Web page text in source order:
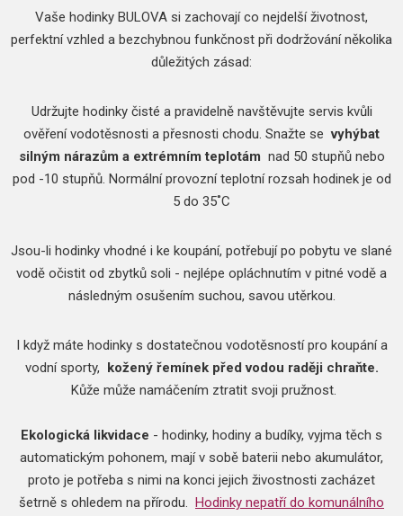
Vaše hodinky BULOVA si zachovají co nejdelší životnost,
perfektní vzhled a bezchybnou funkčnost při dodržování několika
důležitých zásad:
Udržujte hodinky čisté a pravidelně navštěvujte servis kvůli
ověření vodotěsnosti a přesnosti chodu. Snažte sevyhýbat
silným nárazům a extrémním teplotám nad 50 stupňů nebo
pod -10 stupňů. Normální provozní teplotní rozsah hodinek je od
5 do 35˚C
Jsou-li hodinky vhodné i ke koupání, potřebují po pobytu ve slané
vodě očistit od zbytků soli - nejlépe opláchnutím v pitné vodě a
následným osušením suchou, savou utěrkou.
I když máte hodinky s dostatečnou vodotěsností pro koupání a
vodní sporty, kožený řemínek před vodou raději chraňte.
Kůže může namáčením ztratit svoji pružnost.
Ekologická likvidace - hodinky, hodiny a budíky, vyjma těch s
automatickým pohonem, mají v sobě baterii nebo akumulátor,
proto je potřeba s nimi na konci jejich živostnosti zacházet
šetrně s ohledem na přírodu. Hodinky nepatří do komunálního